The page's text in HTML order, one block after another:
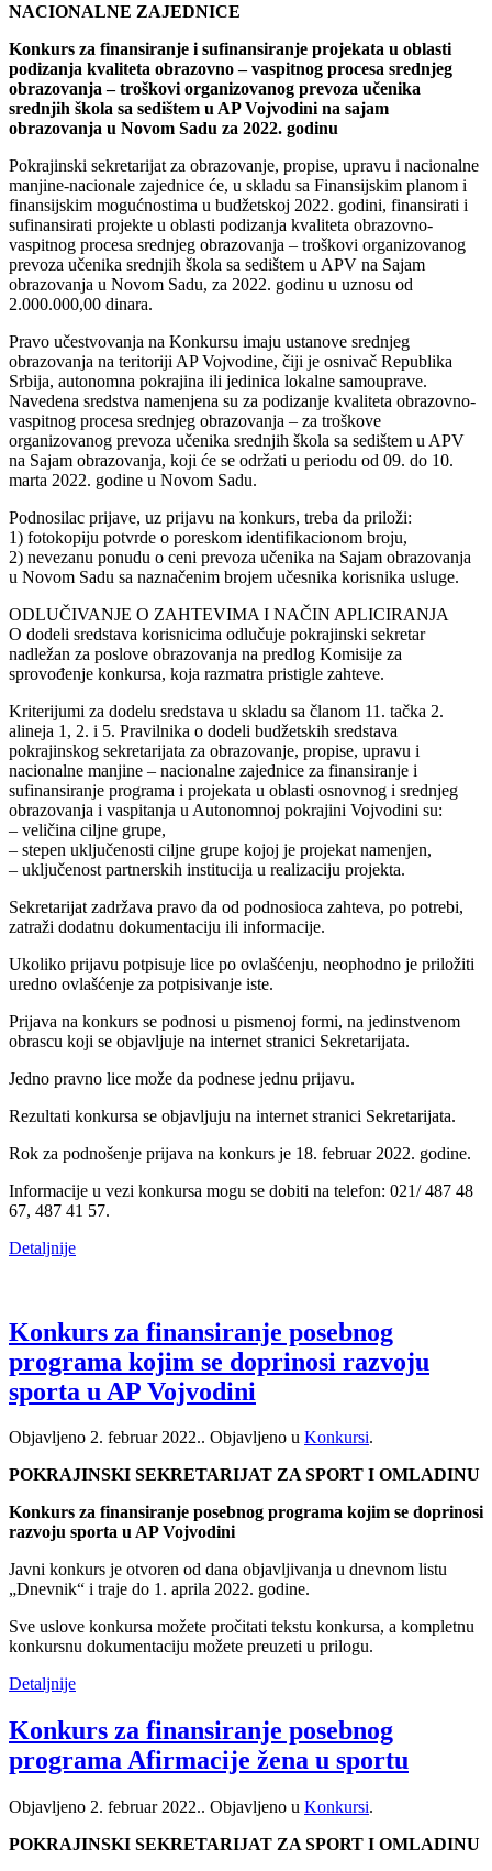
NACIONALNE ZAJEDNICE
Konkurs za finansiranje i sufinansiranje projekata u oblasti
podizanja kvaliteta obrazovno – vaspitnog procesa srednjeg
obrazovanja – troškovi organizovanog prevoza učenika
srednjih škola sa sedištem u AP Vojvodini na sajam
obrazovanja u Novom Sadu za 2022. godinu
Pokrajinski sekretarijat za obrazovanje, propise, upravu i nacionalne
manjine-nacionale zajednice će, u skladu sa Finansijskim planom i
finansijskim mogućnostima u budžetskoj 2022. godini, finansirati i
sufinansirati projekte u oblasti podizanja kvaliteta obrazovno-
vaspitnog procesa srednjeg obrazovanja – troškovi organizovanog
prevoza učenika srednjih škola sa sedištem u APV na Sajam
obrazovanja u Novom Sadu, za 2022. godinu u uznosu od
2.000.000,00 dinara.
Pravo učestvovanja na Konkursu imaju ustanove srednjeg
obrazovanja na teritoriji AP Vojvodine, čiji je osnivač Republika
Srbija, autonomna pokrajina ili jedinica lokalne samouprave.
Navedena sredstva namenjena su za podizanje kvaliteta obrazovno-
vaspitnog procesa srednjeg obrazovanja – za troškove
organizovanog prevoza učenika srednjih škola sa sedištem u APV
na Sajam obrazovanja, koji će se održati u periodu od 09. do 10.
marta 2022. godine u Novom Sadu.
Podnosilac prijave, uz prijavu na konkurs, treba da priloži:
1) fotokopiju potvrde o poreskom identifikacionom broju,
2) nevezanu ponudu o ceni prevoza učenika na Sajam obrazovanja
u Novom Sadu sa naznačenim brojem učesnika korisnika usluge.
ODLUČIVANJE O ZAHTEVIMA I NAČIN APLICIRANJA
O dodeli sredstava korisnicima odlučuje pokrajinski sekretar
nadležan za poslove obrazovanja na predlog Komisije za
sprovođenje konkursa, koja razmatra pristigle zahteve.
Kriterijumi za dodelu sredstava u skladu sa članom 11. tačka 2.
alineja 1, 2. i 5. Pravilnika o dodeli budžetskih sredstava
pokrajinskog sekretarijata za obrazovanje, propise, upravu i
nacionalne manjine – nacionalne zajednice za finansiranje i
sufinansiranje programa i projekata u oblasti osnovnog i srednjeg
obrazovanja i vaspitanja u Autonomnoj pokrajini Vojvodini su:
– veličina ciljne grupe,
– stepen uključenosti ciljne grupe kojoj je projekat namenjen,
– uključenost partnerskih institucija u realizaciju projekta.
Sekretarijat zadržava pravo da od podnosioca zahteva, po potrebi,
zatraži dodatnu dokumentaciju ili informacije.
Ukoliko prijavu potpisuje lice po ovlašćenju, neophodno je priložiti
uredno ovlašćenje za potpisivanje iste.
Prijava na konkurs se podnosi u pismenoj formi, na jedinstvenom
obrascu koji se objavljuje na internet stranici Sekretarijata.
Jedno pravno lice može da podnese jednu prijavu.
Rezultati konkursa se objavljuju na internet stranici Sekretarijata.
Rok za podnošenje prijava na konkurs je 18. februar 2022. godine.
Informacije u vezi konkursa mogu se dobiti na telefon: 021/ 487 48
67, 487 41 57.
Detaljnije
Konkurs za finansiranje posebnog
programa kojim se doprinosi razvoju
sporta u AP Vojvodini
Objavljeno 2. februar 2022.. Objavljeno u Konkursi.
POKRAJINSKI SEKRETARIJAT ZA SPORT I OMLADINU
Konkurs za finansiranje posebnog programa kojim se doprinosi
razvoju sporta u AP Vojvodini
Javni konkurs je otvoren od dana objavljivanja u dnevnom listu
„Dnevnik“ i traje do 1. aprila 2022. godine.
Sve uslove konkursa možete pročitati tekstu konkursa, a kompletnu
konkursnu dokumentaciju možete preuzeti u prilogu.
Detaljnije
Konkurs za finansiranje posebnog
programa Afirmacije žena u sportu
Objavljeno 2. februar 2022.. Objavljeno u Konkursi.
POKRAJINSKI SEKRETARIJAT ZA SPORT I OMLADINU